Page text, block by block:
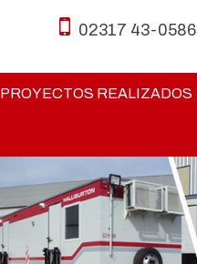
02317 43-0586
PROYECTOS REALIZADOS